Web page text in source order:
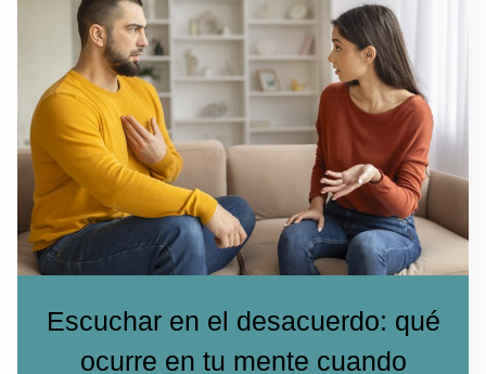
Escuchar en el desacuerdo: qué
ocurre en tu mente cuando